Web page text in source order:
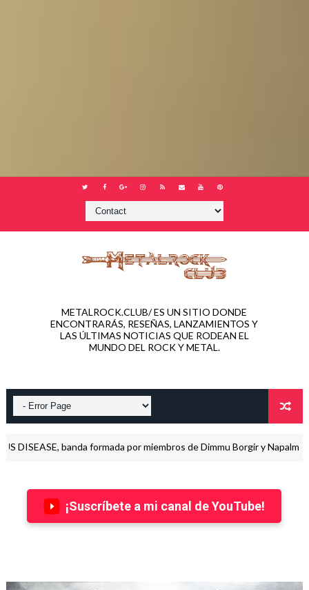
METALROCK.CLUB/ ES UN SITIO DONDE
ENCONTRARÁS, RESEÑAS, LANZAMIENTOS Y
LAS ÚLTIMAS NOTICIAS QUE RODEAN EL
MUNDO DEL ROCK Y METAL.
banda formada por miembros de Dimmu Borgir y Napalm Death,
¡Suscríbete a mi canal de YouTube!